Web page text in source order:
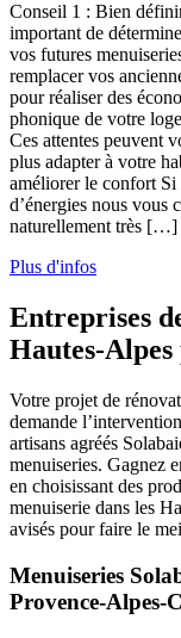
Conseil 1 : Bien
important de
vos futures
remplacer vos
pour réaliser des
phonique de votre
Ces attentes peuvent
plus adapter à votre
améliorer le confort Si
d’énergies nous vous
naturellement très […]
Plus d'infos
Entreprises
Hautes-
Votre projet de
demande
artisans agréés
menuiseries. Gagnez
en choisissant des
menuiserie dans les
avisés pour faire le
Menuiseries
Provence-Alpes-